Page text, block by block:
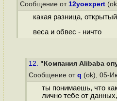
Сообщение от 12yoexpert
какая разница,
веса и обвес - ничто
12. "Компания Alibaba
Сообщение от q (ok), 05-
ты понимаешь, что
лично тебе от